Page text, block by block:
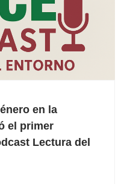
en la
el primer
Lectura del